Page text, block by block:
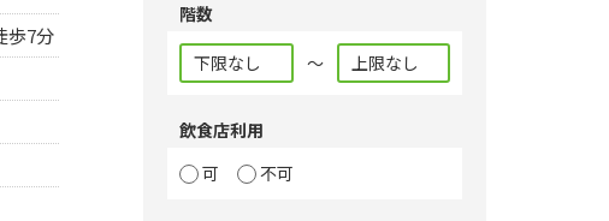
7分
階数
～
飲食店利用
可
不可